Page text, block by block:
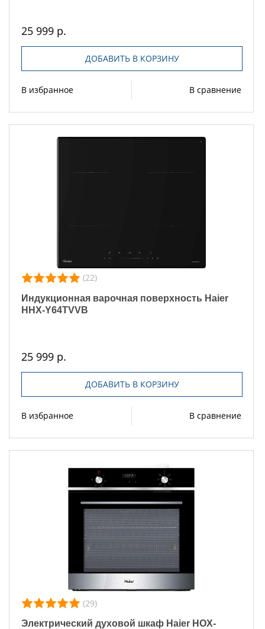
25 999 р.
ДОБАВИТЬ В КОРЗИНУ
В избранное В сравнение
(22)
Индукционная варочная поверхность Haier
HHX-Y64TVVB
25 999 р.
ДОБАВИТЬ В КОРЗИНУ
В избранное В сравнение
(29)
Электрический духовой шкаф Haier HOX-